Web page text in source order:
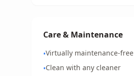
Care & Maintenance
•Virtually maintenance-free
•Clean with any cleaner